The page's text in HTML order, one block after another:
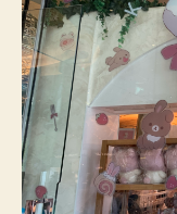
ト
ア
に
っ
て
き
た
へ